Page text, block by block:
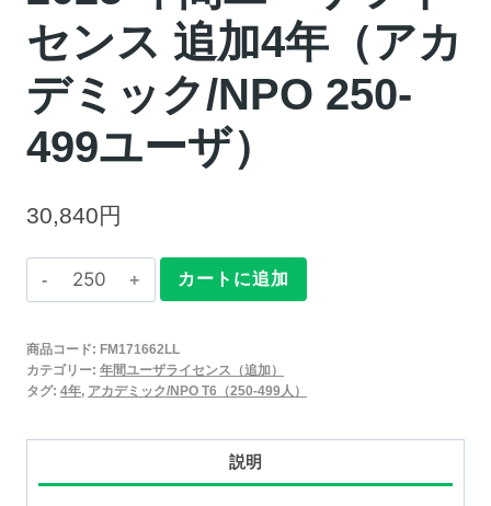
センス 追加4年（アカ
デミック/NPO 250-
499ユーザ）
30,840円
Claris
FileMaker
年
間
ザ
カートに追加
商品コード: FM171662LL
カテゴリー: 年間ユーザライセンス（追加）
タグ: 4年, アカデミック/NPO T6（250-499人）
説明